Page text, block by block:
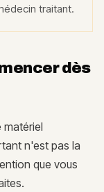
traitant.
dès
matériel
n'est pas la
que vous